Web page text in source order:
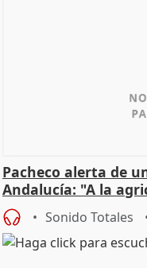
Pacheco alerta de
Andalucía: "A la
Sonido Totales